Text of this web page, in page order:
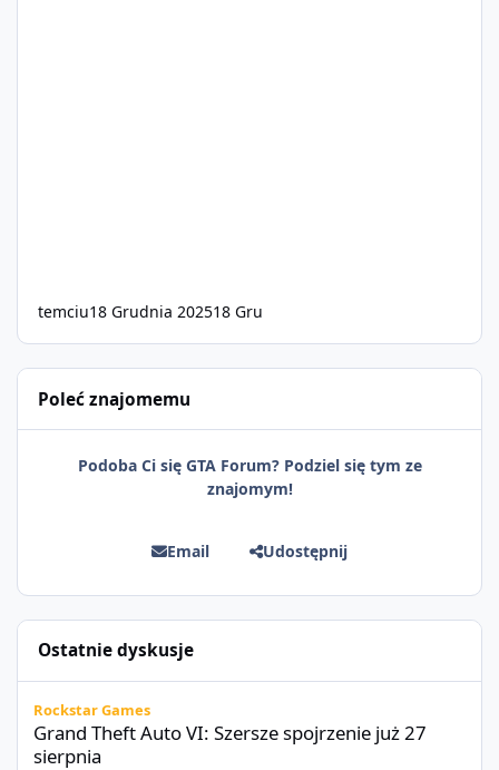
temciu18 Grudnia 202518 Gru
Poleć znajomemu
Podoba Ci się GTA Forum? Podziel się tym ze
znajomym!
Email Udostępnij
Ostatnie dyskusje
Rockstar Games
Grand Theft Auto VI: Szersze spojrzenie już 27
sierpnia